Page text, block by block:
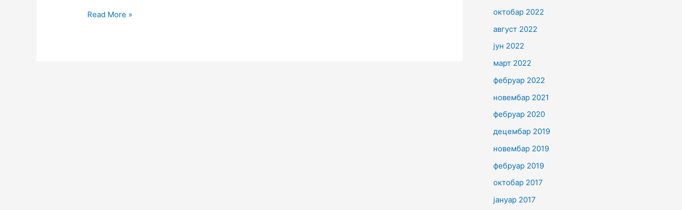
Read More »
октобар 2022
август 2022
јун 2022
март 2022
фебруар 2022
новембар 2021
фебруар 2020
децембар 2019
новембар 2019
фебруар 2019
октобар 2017
јануар 2017